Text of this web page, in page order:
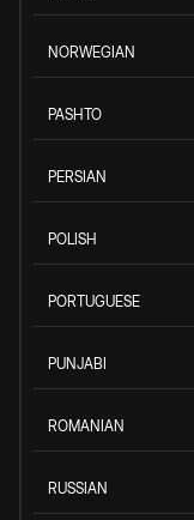
NORWEGIAN
PASHTO
PERSIAN
POLISH
PORTUGUESE
PUNJABI
ROMANIAN
RUSSIAN